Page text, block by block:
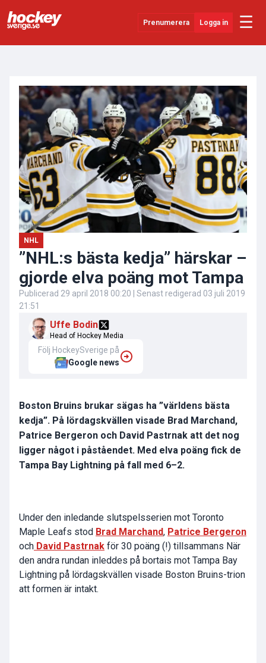
Prenumerera Logga in ☰
SHL
Evenemang
Övrigt
NHL
”NHL:s bästa kedja” härskar –
gjorde elva poäng mot Tampa
Publicerad 29 april 2018 00:20 | Senast redigerad 03 juli 2019
21:51
Uffe Bodin
Head of Hockey Media
Följ HockeySverige på
Google news
Boston Bruins brukar sägas ha ”världens bästa
kedja”. På lördagskvällen visade Brad Marchand,
Patrice Bergeron och David Pastrnak att det nog
ligger något i påståendet. Med elva poäng fick de
Tampa Bay Lightning på fall med 6–2.
Under den inledande slutspelsserien mot Toronto
Maple Leafs stod Brad Marchand, Patrice Bergeron
och David Pastrnak för 30 poäng (!) tillsammans När
den andra rundan inleddes på bortais mot Tampa Bay
Lightning på lördagskvällen visade Boston Bruins-trion
att formen är intakt.